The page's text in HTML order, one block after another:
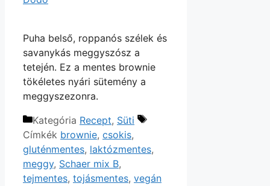
Puha belső, roppanós szélek és
savanykás meggyszósz a
tetején. Ez a mentes brownie
tökéletes nyári sütemény a
meggyszezonra.
Kategória Recept, Süti
Címkék brownie, csokis,
gluténmentes, laktózmentes,
meggy, Schaer mix B,
tejmentes, tojásmentes, vegán